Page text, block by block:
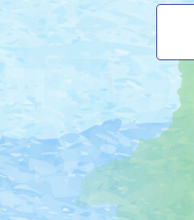
磯
町
の
位
置